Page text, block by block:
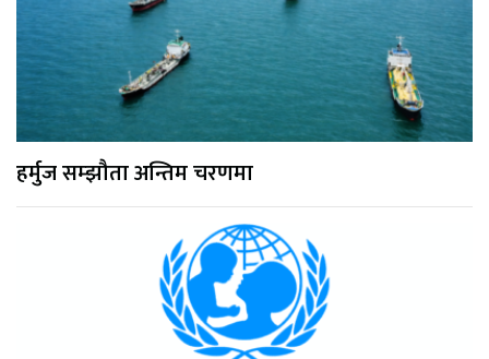
हर्मुज सम्झौता अन्तिम चरणमा